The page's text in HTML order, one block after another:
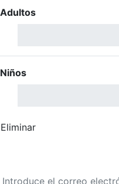
Adultos
Niños
Eliminar